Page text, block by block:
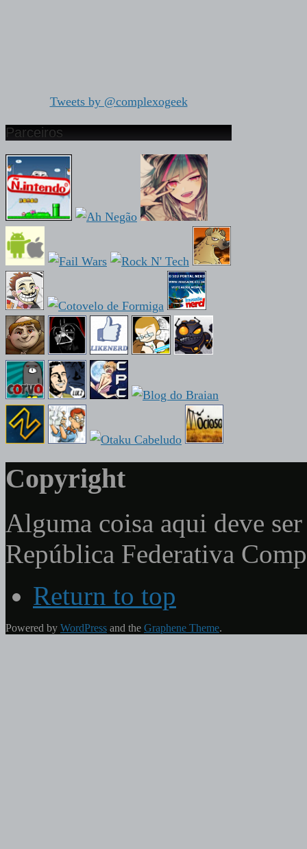
Tweets by @complexogeek
Parceiros
Copyright
Alguma coisa aqui deve
República Federativa
Return to top
Powered by WordPress and the Graphene Theme.